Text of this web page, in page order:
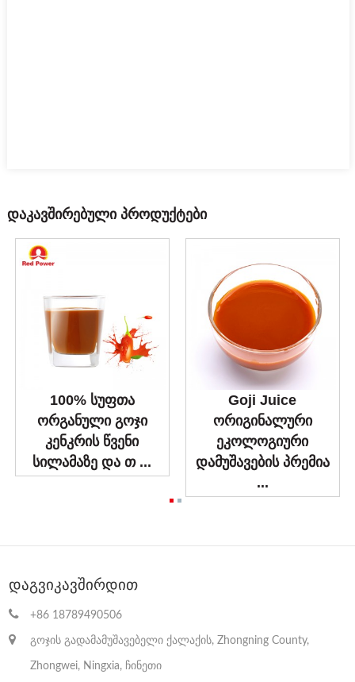
დაკავშირებული პროდუქტები
100% სუფთა
ორგანული გოჯი
კენკრის წვენი
სილამაზე და თ ...
Goji Juice
ორიგინალური
ეკოლოგიური
დამუშავების პრემია
...
Დაგვიკავშირდით
+86 18789490506
გოჯის გადამამუშავებელი ქალაქის, Zhongning County,
Zhongwei, Ningxia, ჩინეთი